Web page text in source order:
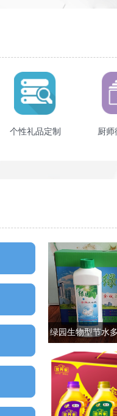
个性礼品定制 厨师
绿园生物型节水